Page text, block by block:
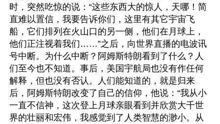
时，突然吃惊的说：“这些东西大的惊人，天哪！简
直难以置信，我要告诉你们，这里有其它宇宙飞
船，它们排列在火山口的另一侧，他们在月球上，
他们正注视着我们……”之后，向世界直播的电波讯
号中断。为什么中断？阿姆斯特朗看到了什么？人
们至今也不知道。事后，美国宇航局也没有作任何
解释，但也没有否认。人们能知道的，就是归来
后，阿姆斯特朗改变了自己的信仰，他说：“我从小
一直不信神，这次登上月球亲眼看到并欣赏大千世
界的壮丽和宏伟，我感觉到了人类智慧的渺小。从